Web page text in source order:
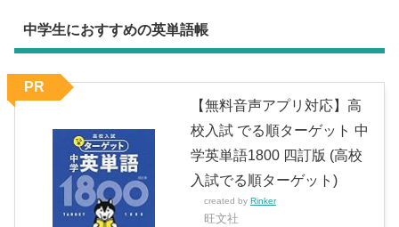
中学生におすすめの英単語帳
【無料音声アプリ対応】高
校入試 でる順ターゲット 中
学英単語1800 四訂版 (高校
入試でる順ターゲット)
created by Rinker
旺文社
PR